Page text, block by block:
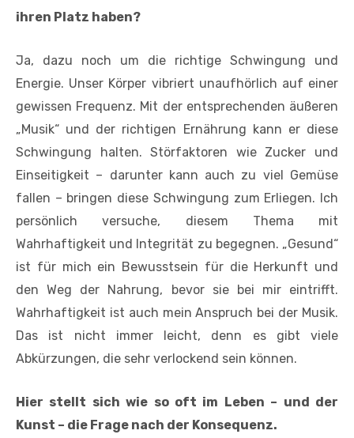
ihren Platz haben?
Ja, dazu noch um die richtige Schwingung und
Energie. Unser Körper vibriert unaufhörlich auf einer
gewissen Frequenz. Mit der entsprechenden äußeren
„Musik“ und der richtigen Ernährung kann er diese
Schwingung halten. Störfaktoren wie Zucker und
Einseitigkeit – darunter kann auch zu viel Gemüse
fallen – bringen diese Schwingung zum Erliegen. Ich
persönlich versuche, diesem Thema mit
Wahrhaftigkeit und Integrität zu begegnen. „Gesund“
ist für mich ein Bewusstsein für die Herkunft und
den Weg der Nahrung, bevor sie bei mir eintrifft.
Wahrhaftigkeit ist auch mein Anspruch bei der Musik.
Das ist nicht immer leicht, denn es gibt viele
Abkürzungen, die sehr verlockend sein können.
Hier stellt sich wie so oft im Leben – und der
Kunst – die Frage nach der Konsequenz.